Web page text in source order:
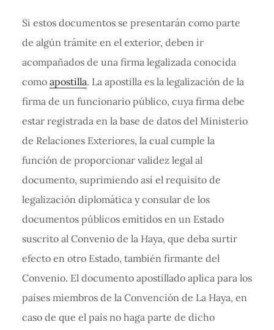
Si estos documentos se presentarán como parte
de algún trámite en el exterior, deben ir
acompañados de una firma legalizada conocida
como apostilla. La apostilla es la legalización de la
firma de un funcionario público, cuya firma debe
estar registrada en la base de datos del Ministerio
de Relaciones Exteriores, la cual cumple la
función de proporcionar validez legal al
documento, suprimiendo así el requisito de
legalización diplomática y consular de los
documentos públicos emitidos en un Estado
suscrito al Convenio de la Haya, que deba surtir
efecto en otro Estado, también firmante del
Convenio. El documento apostillado aplica para los
países miembros de la Convención de La Haya, en
caso de que el país no haga parte de dicho